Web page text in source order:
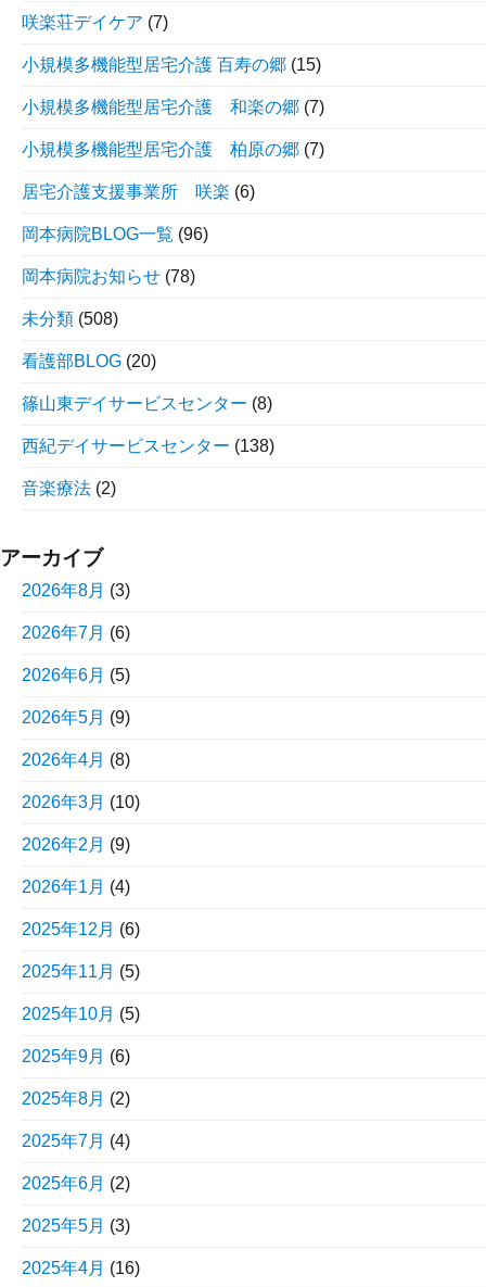
咲楽荘デイケア (7)
小規模多機能型居宅介護 百寿の郷 (15)
小規模多機能型居宅介護 和楽の郷 (7)
小規模多機能型居宅介護 柏原の郷 (7)
居宅介護支援事業所 咲楽 (6)
岡本病院BLOG一覧 (96)
岡本病院お知らせ (78)
未分類 (508)
看護部BLOG (20)
篠山東デイサービスセンター (8)
西紀デイサービスセンター (138)
音楽療法 (2)
アーカイブ
2026年8月 (3)
2026年7月 (6)
2026年6月 (5)
2026年5月 (9)
2026年4月 (8)
2026年3月 (10)
2026年2月 (9)
2026年1月 (4)
2025年12月 (6)
2025年11月 (5)
2025年10月 (5)
2025年9月 (6)
2025年8月 (2)
2025年7月 (4)
2025年6月 (2)
2025年5月 (3)
2025年4月 (16)